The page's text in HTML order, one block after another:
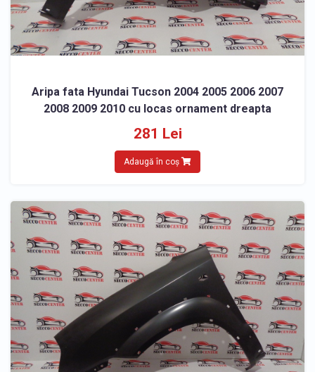
Aripa fata Hyundai Tucson 2004 2005 2006 2007
2008 2009 2010 cu locas ornament dreapta
281 Lei
Adaugă în coș